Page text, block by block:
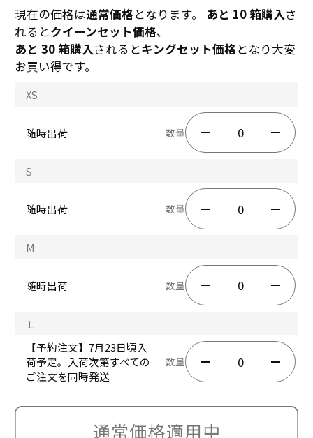
現在の価格は通常価格となります。 あと 10 箱購入さ
れるとクイーンセット価格、
あと 30 箱購入されるとキングセット価格となり大変
お買い得です。
XS
随時出荷 数量
S
随時出荷 数量
M
随時出荷 数量
Ｌ
【予約注文】7月23日頃入
荷予定。入荷次第すべての
ご注文を同時発送
数量